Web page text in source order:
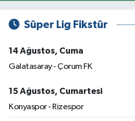
Süper Lig Fikstür
14 Ağustos, Cuma
Galatasaray - Çorum FK
15 Ağustos, Cumartesi
Konyaspor - Rizespor